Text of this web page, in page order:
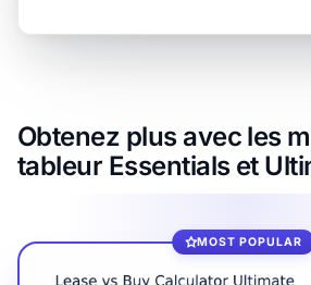
Obtenez plus avec les
tableur Essentials et
MOST POPULAR